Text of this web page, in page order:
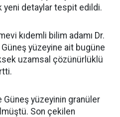
yeni detaylar tespit edildi.
kıdemli bilim adamı Dr.
yüzeyine ait bugüne
uzamsal çözünürlüklü
yüzeyinin granüler
Son çekilen